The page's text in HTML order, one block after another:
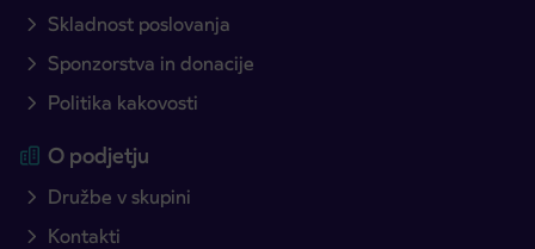
Skladnost poslovanja
Sponzorstva in donacije
Politika kakovosti
O podjetju
Družbe v skupini
Kontakti